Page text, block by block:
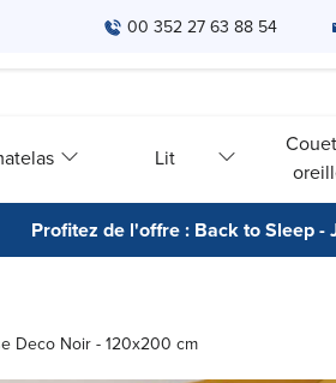
00 352 27 63 88 54
Lit
Profitez de l'offre : Back to Sleep -
Deco Noir - 120x200 cm